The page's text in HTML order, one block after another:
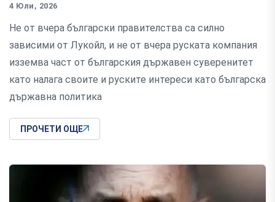
4 Юли, 2026
Не от вчера български правителства са силно
зависими от Лукойл, и не от вчера руската компания
изземва част от българския държавен суверенитет
като налага своите и руските интереси като българска
държавна политика
ПРОЧЕТИ ОЩЕ